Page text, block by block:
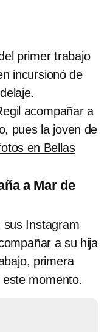
primer trabajo
incursionó de
acompañar a
pues la joven de
en Bellas
a Mar de
sus Instagram
a su hija
primera
momento.